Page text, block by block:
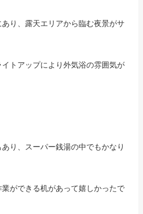
り、露天エリアから臨む夜景がサ
トアップにより外気浴の雰囲気が
り、スーパー銭湯の中でもかなり
ができる机があって嬉しかったで